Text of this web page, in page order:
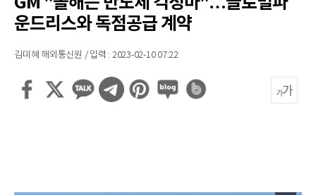
운드리스와 독점공급 계약
김미혜 해외통신원 / 입력 : 2023-02-10 07:22